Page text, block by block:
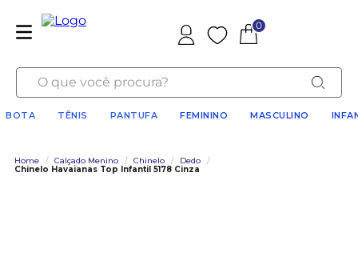
Favoritos
0
O que você procura?
BOTA TÊNIS PANTUFA FEMININO MASCULINO
Home / Calçado Menino / Chinelo / Dedo
/
Chinelo Havaianas Top Infantil 5178 Cinza